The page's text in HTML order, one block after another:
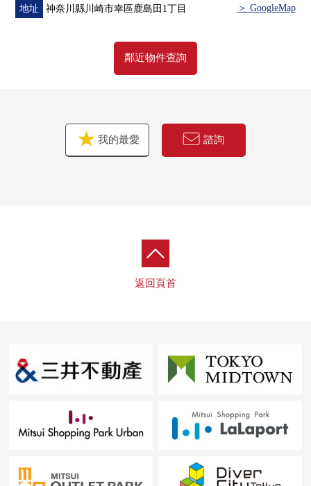
・全熱交換，換氣系統，節能瓦斯熱水器
・共用部MEMS，太陽光發電系統，電動份額周期(32)，
▼共用設施(有部分收費/規章)
・研究房&圖書角
・地方自治團體演播室
・電影院房
房屋的詳細、需討論是如感興趣,歡迎請隨時聯繫我們。
地址 神奈川縣川崎市幸區鹿島田1丁目 ＞ GoogleMap
鄰近物件查詢
我的最愛 諮詢
返回頁首